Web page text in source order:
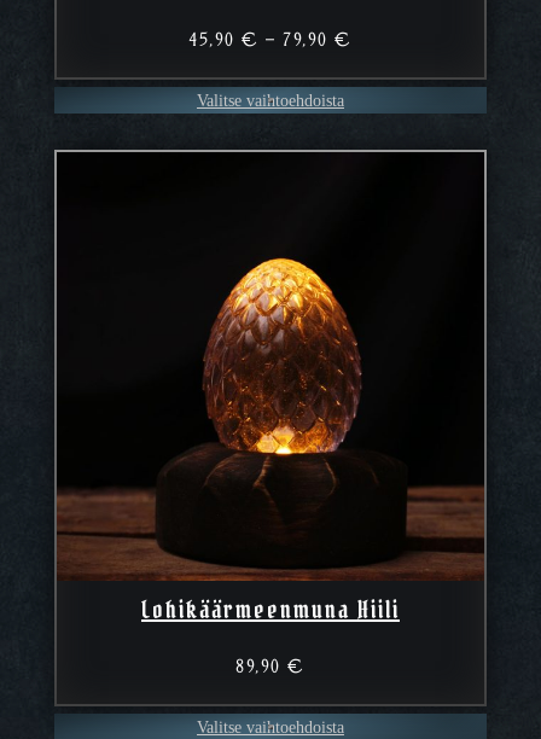
45,90€ – 79,90€
–
79,90 €
Valitse vaihtoehdoista
Lohikäärmeenmuna Hiili
89,90€
Valitse vaihtoehdoista